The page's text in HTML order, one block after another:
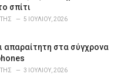
σπίτι
5 ΙΟΥΛΊΟΥ, 2026
απαραίτητη στα σύγχρονα
3 ΙΟΥΛΊΟΥ, 2026